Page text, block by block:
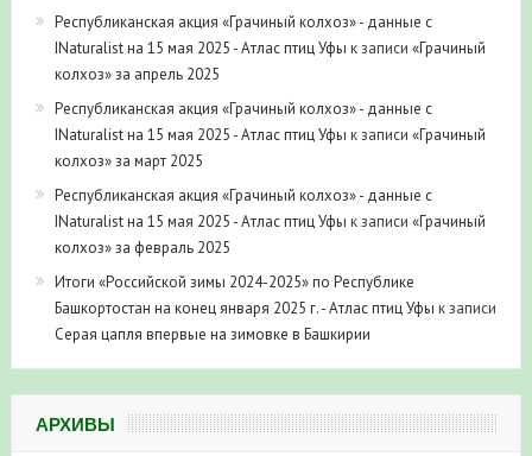
Республиканская акция «Грачиный колхоз» - данные с
INaturalist на 15 мая 2025 - Атлас птиц Уфы к записи «Грачиный
колхоз» за апрель 2025
Республиканская акция «Грачиный колхоз» - данные с
INaturalist на 15 мая 2025 - Атлас птиц Уфы к записи «Грачиный
колхоз» за март 2025
Республиканская акция «Грачиный колхоз» - данные с
INaturalist на 15 мая 2025 - Атлас птиц Уфы к записи «Грачиный
колхоз» за февраль 2025
Итоги «Российской зимы 2024-2025» по Республике
Башкортостан на конец января 2025 г. - Атлас птиц Уфы к записи
Серая цапля впервые на зимовке в Башкирии
АРХИВЫ